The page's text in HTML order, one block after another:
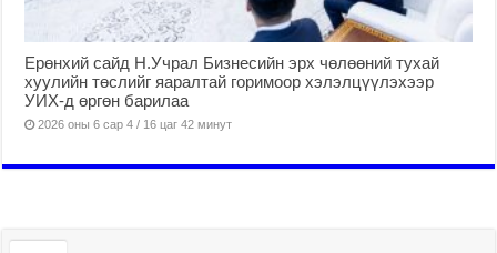
Ерөнхий сайд Н.Учрал Бизнесийн эрх чөлөөний тухай
хуулийн төслийг яаралтай горимоор хэлэлцүүлэхээр
УИХ-д өргөн барилаа
2026 оны 6 сар 4 / 16 цаг 42 минут